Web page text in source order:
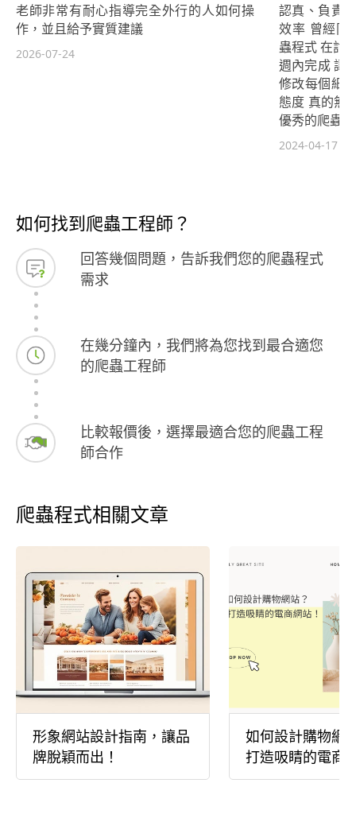
老師非常有耐心指導完全外行的人如何操
作，並且給予實質建議
2026-07-24
認真、負責
效率 曾經同
蟲程式 在討
週內完成 讓
修改每個細
態度 真的無
優秀的爬蟲
2024-04-17
如何找到爬蟲工程師？
回答幾個問題，告訴我們您的爬蟲程式
需求
在幾分鐘內，我們將為您找到最合適您
的爬蟲工程師
比較報價後，選擇最適合您的爬蟲工程
師合作
爬蟲程式相關文章
形象網站設計指南，讓品
牌脫穎而出！
如何設計購物網
打造吸睛的電商